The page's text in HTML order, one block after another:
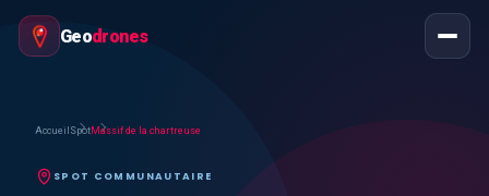
Geodrones
Accueil SpotMassif de la chartreuse
SPOT COMMUNAUTAIRE